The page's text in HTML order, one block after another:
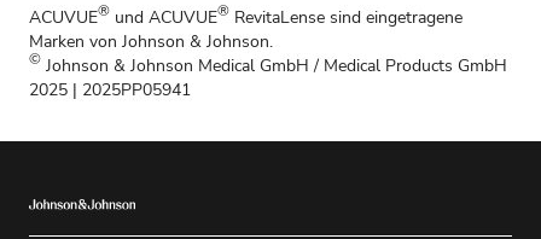
ACUVUE® und ACUVUE® RevitaLense sind eingetragene
Marken von Johnson & Johnson.
© Johnson & Johnson Medical GmbH / Medical Products GmbH
2025 | 2025PP05941